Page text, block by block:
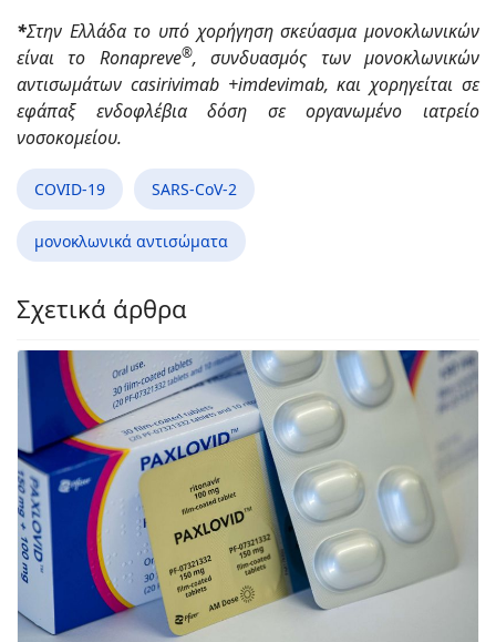
*Στην Ελλάδα το υπό χορήγηση σκεύασμα μονοκλωνικών
είναι το Ronapreve®, συνδυασμός των μονοκλωνικών
αντισωμάτων casirivimab +imdevimab, και χορηγείται σε
εφάπαξ ενδοφλέβια δόση σε οργανωμένο ιατρείο
νοσοκομείου.
COVID-19 SARS-CoV-2
μονοκλωνικά αντισώματα
Σχετικά άρθρα